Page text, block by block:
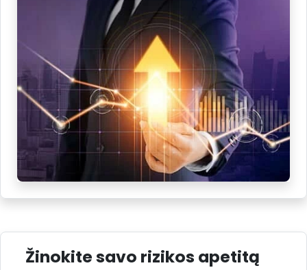
Žinokite savo rizikos apetitą